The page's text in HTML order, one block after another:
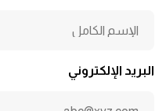
البريد الإلكتروني